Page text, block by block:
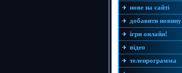
нове на сайті
добавити новину
ігри онлайн!
відео
телепрограмма